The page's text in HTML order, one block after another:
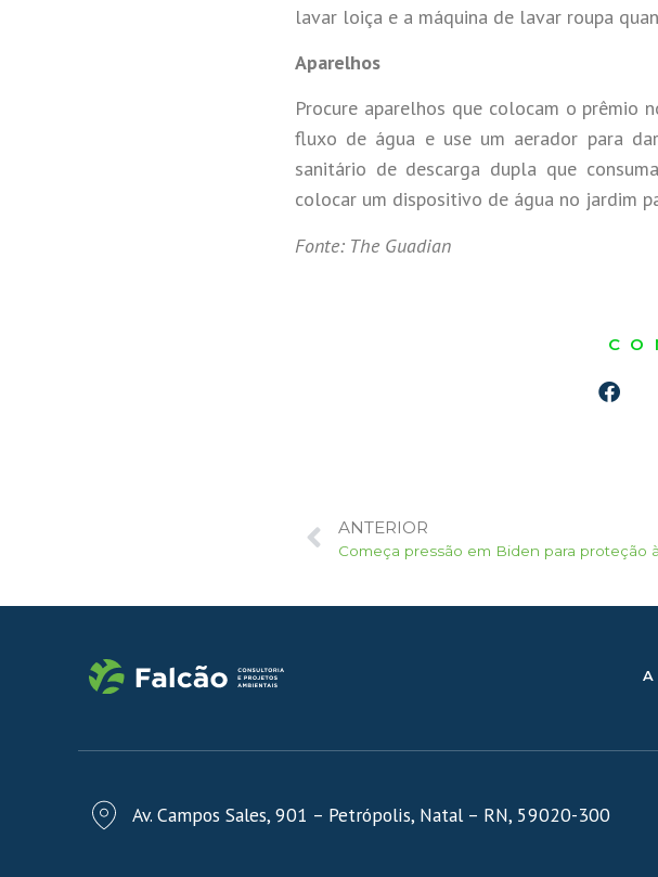
lavar loiça e a máquina de lavar roupa
Aparelhos
Procure aparelhos que colocam o prêmio
fluxo de água e use um aerador para
sanitário de descarga dupla que
colocar um dispositivo de água no jardim
Fonte: The Guadian
ANTERIOR
A
Av. Campos Sales, 901 – Petrópolis, Natal – RN, 59020-300